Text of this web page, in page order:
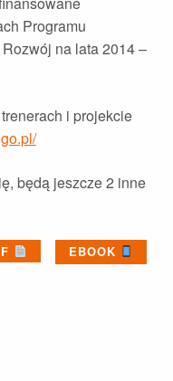
Programu
na lata 2014 –
i projekcie
będą jeszcze 2 inne
EBOOK